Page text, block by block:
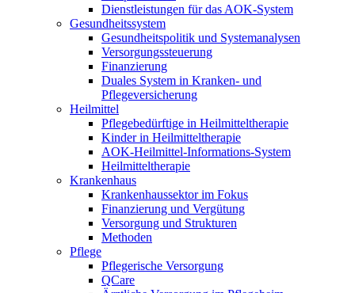
Dienstleistungen für das AOK-System
Gesundheitssystem
Gesundheitspolitik und Systemanalysen
Versorgungssteuerung
Finanzierung
Duales System in Kranken- und
Pflegeversicherung
Heilmittel
Pflegebedürftige in Heilmitteltherapie
Kinder in Heilmitteltherapie
AOK-Heilmittel-Informations-System
Heilmitteltherapie
Krankenhaus
Krankenhaussektor im Fokus
Finanzierung und Vergütung
Versorgung und Strukturen
Methoden
Pflege
Pflegerische Versorgung
QCare